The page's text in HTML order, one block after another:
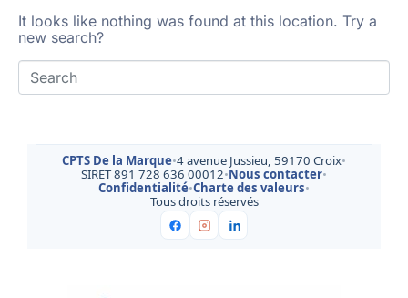
It looks like nothing was found at this location. Try a
new search?
CPTS De la Marque•4 avenue Jussieu, 59170 Croix•
SIRET 891 728 636 00012•Nous contacter•
Confidentialité•Charte des valeurs•
Tous droits réservés